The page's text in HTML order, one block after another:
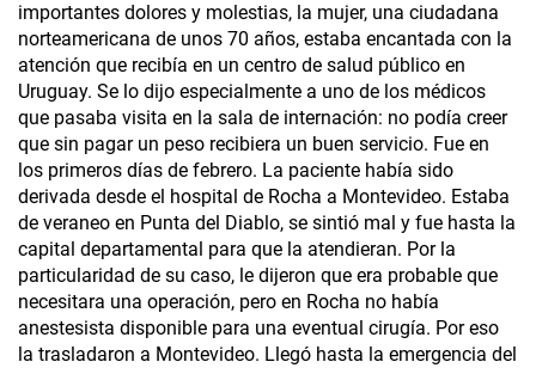
importantes dolores y molestias, la mujer, una ciudadana
norteamericana de unos 70 años, estaba encantada con la
atención que recibía en un centro de salud público en
Uruguay. Se lo dijo especialmente a uno de los médicos
que pasaba visita en la sala de internación: no podía creer
que sin pagar un peso recibiera un buen servicio. Fue en
los primeros días de febrero. La paciente había sido
derivada desde el hospital de Rocha a Montevideo. Estaba
de veraneo en Punta del Diablo, se sintió mal y fue hasta la
capital departamental para que la atendieran. Por la
particularidad de su caso, le dijeron que era probable que
necesitara una operación, pero en Rocha no había
anestesista disponible para una eventual cirugía. Por eso
la trasladaron a Montevideo. Llegó hasta la emergencia del